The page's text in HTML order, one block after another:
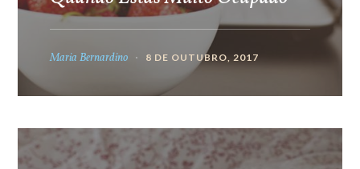
Maria Bernardino 8 DE OUTUBRO, 2017